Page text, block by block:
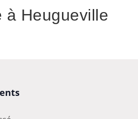
à Heugueville